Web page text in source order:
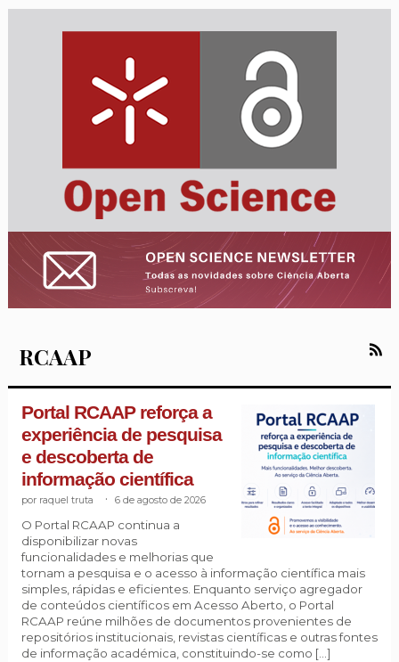
RCAAP
Portal RCAAP reforça a
experiência de pesquisa
e descoberta de
informação científica
raquel truta 6 de agosto de 2026
O Portal RCAAP continua a
disponibilizar novas
funcionalidades e melhorias que
tornam a pesquisa e o acesso à informação científica mais
simples, rápidas e eficientes. Enquanto serviço agregador
de conteúdos científicos em Acesso Aberto, o Portal
RCAAP reúne milhões de documentos provenientes de
repositórios institucionais, revistas científicas e outras fontes
de informação académica, constituindo-se como […]